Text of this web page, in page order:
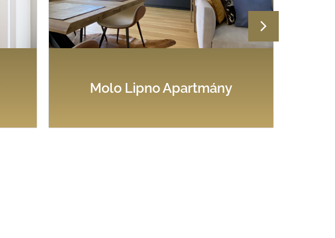
Molo Lipno Apartmány